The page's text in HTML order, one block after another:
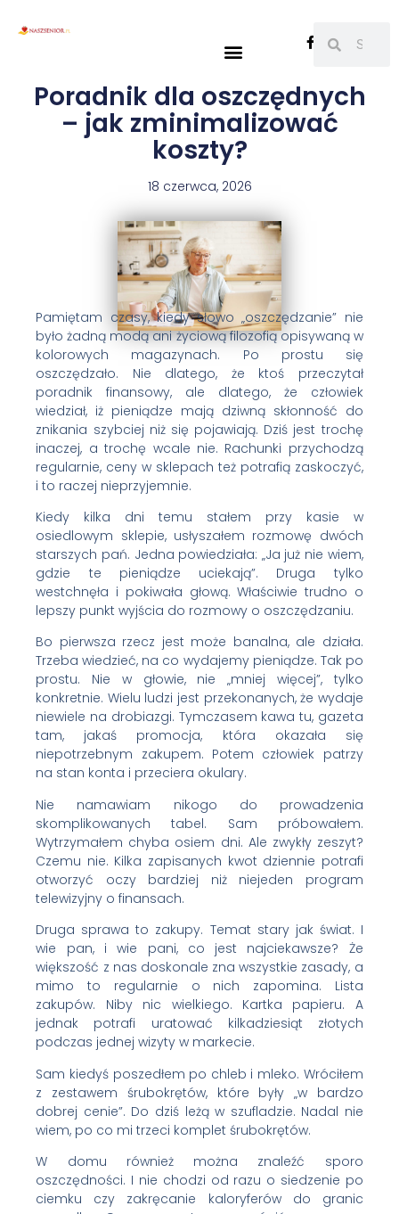
Poradnik dla oszczędnych
– jak zminimalizować
koszty?
18 czerwca, 2026
Pamiętam czasy, kiedy słowo „oszczędzanie” nie
było żadną modą ani życiową filozofią opisywaną w
kolorowych magazynach. Po prostu się
oszczędzało. Nie dlatego, że ktoś przeczytał
poradnik finansowy, ale dlatego, że człowiek
wiedział, iż pieniądze mają dziwną skłonność do
znikania szybciej niż się pojawiają. Dziś jest trochę
inaczej, a trochę wcale nie. Rachunki przychodzą
regularnie, ceny w sklepach też potrafią zaskoczyć,
i to raczej nieprzyjemnie.
Kiedy kilka dni temu stałem przy kasie w
osiedlowym sklepie, usłyszałem rozmowę dwóch
starszych pań. Jedna powiedziała: „Ja już nie wiem,
gdzie te pieniądze uciekają”. Druga tylko
westchnęła i pokiwała głową. Właściwie trudno o
lepszy punkt wyjścia do rozmowy o oszczędzaniu.
Bo pierwsza rzecz jest może banalna, ale działa.
Trzeba wiedzieć, na co wydajemy pieniądze. Tak po
prostu. Nie w głowie, nie „mniej więcej”, tylko
konkretnie. Wielu ludzi jest przekonanych, że wydaje
niewiele na drobiazgi. Tymczasem kawa tu, gazeta
tam, jakaś promocja, która okazała się
niepotrzebnym zakupem. Potem człowiek patrzy
na stan konta i przeciera okulary.
Nie namawiam nikogo do prowadzenia
skomplikowanych tabel. Sam próbowałem.
Wytrzymałem chyba osiem dni. Ale zwykły zeszyt?
Czemu nie. Kilka zapisanych kwot dziennie potrafi
otworzyć oczy bardziej niż niejeden program
telewizyjny o finansach.
Druga sprawa to zakupy. Temat stary jak świat. I
wie pan, i wie pani, co jest najciekawsze? Że
większość z nas doskonale zna wszystkie zasady, a
mimo to regularnie o nich zapomina. Lista
zakupów. Niby nic wielkiego. Kartka papieru. A
jednak potrafi uratować kilkadziesiąt złotych
podczas jednej wizyty w markecie.
Sam kiedyś poszedłem po chleb i mleko. Wróciłem
z zestawem śrubokrętów, które były „w bardzo
dobrej cenie”. Do dziś leżą w szufladzie. Nadal nie
wiem, po co mi trzeci komplet śrubokrętów.
W domu również można znaleźć sporo
oszczędności. I nie chodzi od razu o siedzenie po
ciemku czy zakręcanie kaloryferów do granic